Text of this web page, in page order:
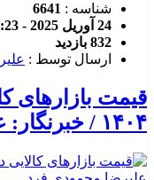
شناسه : 6641
24 آوریل 2025 - 1:23
832 بازدید
ارسال توسط :
۱۴۰۴ / خبرنگار: علیرضا محمودی فرد